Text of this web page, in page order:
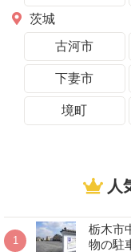
茨城
古河市
下妻市
境町
人
栃木市
物の駐